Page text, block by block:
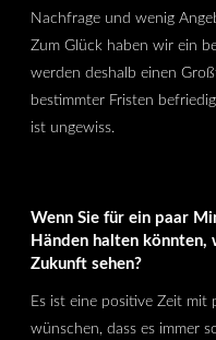
Nachfrage und wenig
Zum Glück haben wir ein
werden deshalb einen
bestimmter Fristen
ist ungewiss.
Wenn Sie für ein paar
Händen halten könnten,
Zukunft sehen?
Es ist eine positive Zeit
wünschen, dass es immer